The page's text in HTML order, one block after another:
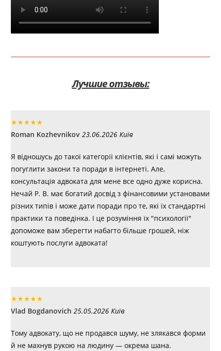
Лучшие отзывы:
★★★★★
Roman Kozhevnikov 23.06.2026 Київ
Я відношусь до такої категорії клієнтів, які і самі можуть
погуглити закони та поради в інтернеті. Але,
консультація адвоката для мене все одно дуже корисна.
Нечай Р. В. має богатий досвід з фінансовими установами
різних типів і може дати поради про те, які їх стандартні
практики та поведінка. І це розуміння їх "психології"
допоможе вам зберегти набагто більше грошей, ніж
коштують послуги адвоката!
★★★★★
Vlad Bogdanovich 25.05.2026 Київ
Тому адвокату, що не продався шуму, не злякався форми
й не махнув рукою на людину — окрема шана.